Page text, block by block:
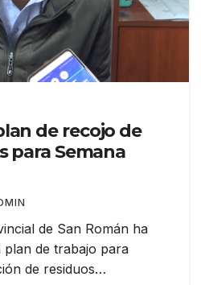
de recojo de
para Semana
de San Román ha
de trabajo para
de residuos…